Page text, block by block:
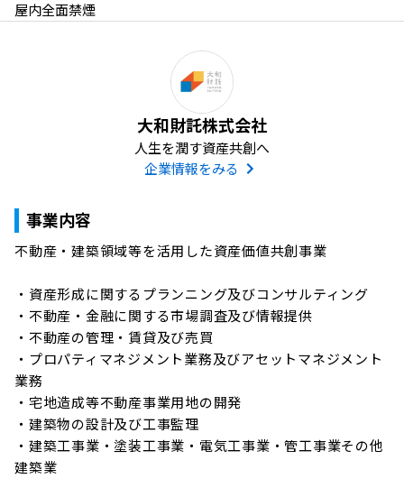
屋内全面禁煙
大和財託株式会社
人生を潤す資産共創へ
企業情報をみる
事業内容
不動産・建築領域等を活用した資産価値共創事業
・資産形成に関するプランニング及びコンサルティング
・不動産・金融に関する市場調査及び情報提供
・不動産の管理・賃貸及び売買
・プロパティマネジメント業務及びアセットマネジメント
業務
・宅地造成等不動産事業用地の開発
・建築物の設計及び工事監理
・建築工事業・塗装工事業・電気工事業・管工事業その他
建築業